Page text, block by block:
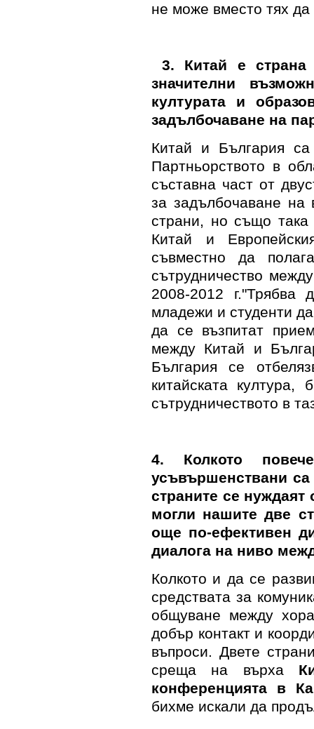
не може вместо тях
3. Китай е страна
значителни
културата и
задълбочаване на
Китай и България
Партньорството в
съставна част от
за задълбочаване на
страни, но също така
Китай и
съвместно да
сътрудничество
2008-2012 г."Трябва
младежи и студенти
да се възпитат
между Китай и
България се
китайската
сътрудничеството в
4. Колкото
усъвършенствани са
страните се нуждаят
могли нашите две
още по-ефективен
диалога на ниво
Колкото и да се
средствата за
общуване между
добър контакт и
въпроси. Двете
среща на върха
конференцията в
бихме искали да